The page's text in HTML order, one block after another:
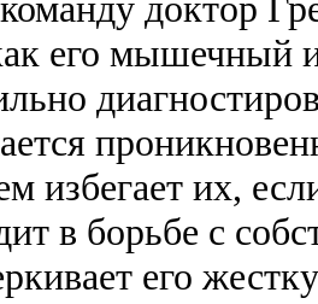
его мышечный
избегает их,
в борьбе с
его